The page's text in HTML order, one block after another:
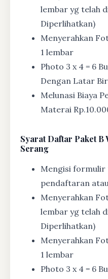
lembar yg telah
Diperlihatkan)
Menyerahkan
1 lembar
Photo 3 x 4 = 6
Dengan Latar
Melunasi Biaya
Materai
SyaratDaftar Paket B
Serang
Mengisi
pendaftaran
Menyerahkan
lembar yg telah
Diperlihatkan)
Menyerahkan
1 lembar
Photo 3 x 4 = 6